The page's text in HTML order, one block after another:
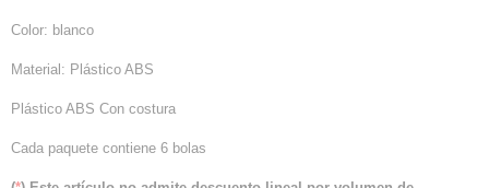
Color: blanco
Material: Plástico ABS
Plástico ABS Con costura
Cada paquete contiene 6 bolas